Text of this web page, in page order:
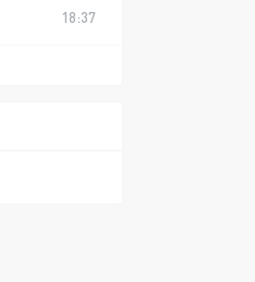
18:37